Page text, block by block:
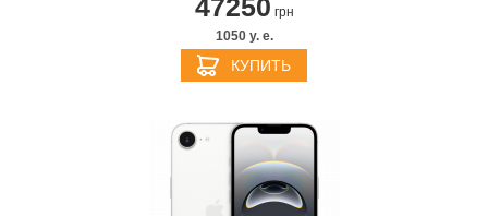
47250 грн
1050 y. e.
КУПИТЬ